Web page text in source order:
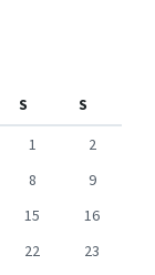
S
S
1
2
8
9
15
16
22
23